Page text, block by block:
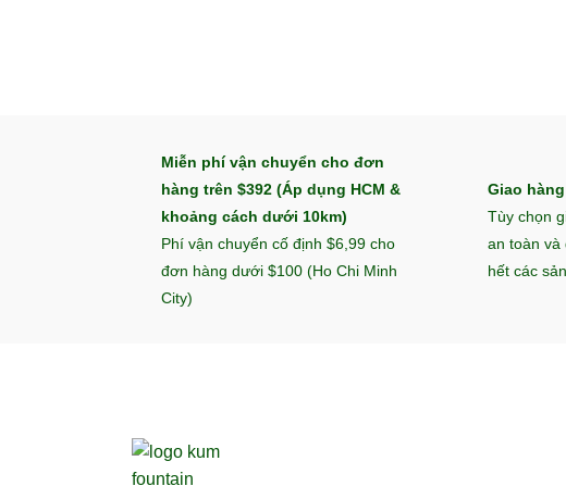
Miễn phí vận chuyển cho đơn
hàng trên $392 (Áp dụng HCM &
khoảng cách dưới 10km)
Phí vận chuyển cố định $6,99 cho
đơn hàng dưới $100 (Ho Chi Minh
City)
Giao
Tùy chọn
an toàn và
hết các